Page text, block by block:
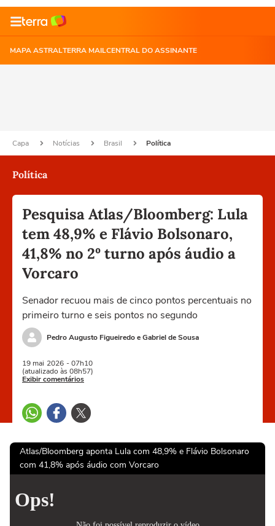
MAPA ASTRALTERRA MAILCENTRAL DO ASSINANTE
Capa Notícias Brasil Política
Política
Pesquisa Atlas/Bloomberg: Lula
tem 48,9% e Flávio Bolsonaro,
41,8% no 2º turno após áudio a
Vorcaro
Senador recuou mais de cinco pontos percentuais no
primeiro turno e seis pontos no segundo
Pedro Augusto Figueiredo e Gabriel de Sousa
19 mai 2026 - 07h10
(atualizado às 08h57)
Exibir comentários
Atlas/Bloomberg aponta Lula com 48,9% e Flávio Bolsonaro
com 41,8% após áudio com Vorcaro